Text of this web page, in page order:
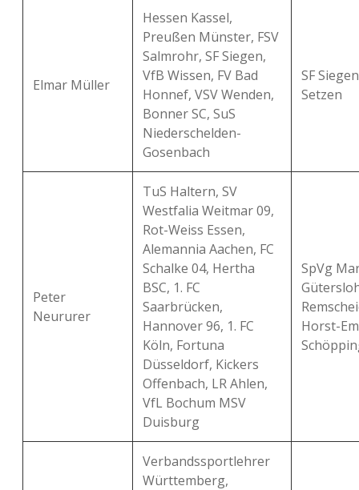
Elmar Müller
Hessen Kassel,
Preußen Münster, FSV
Salmrohr, SF Siegen,
VfB Wissen, FV Bad
Honnef, VSV Wenden,
Bonner SC, SuS
Niederschelden-
Gosenbach
SF
Setzen
Peter
Neururer
TuS Haltern, SV
Westfalia Weitmar 09,
Rot-Weiss Essen,
Alemannia Aachen, FC
Schalke 04, Hertha
BSC, 1. FC
Saarbrücken,
Hannover 96, 1. FC
Köln, Fortuna
Düsseldorf, Kickers
Offenbach, LR Ahlen,
VfL Bochum MSV
Duisburg
SpVg
Horst-
Verbandssportlehrer
Württemberg,